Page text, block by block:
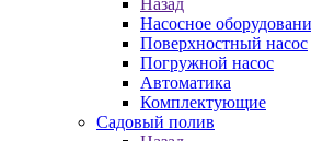
Назад
Насосное
Поверхностный насос
Погружной насос
Автоматика
Комплектующие
Садовый полив